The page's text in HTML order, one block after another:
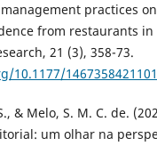
practices
from restaurants in
21 (3), 358-73.
10.1177/
& Melo, S. M. C. de.
um olhar na